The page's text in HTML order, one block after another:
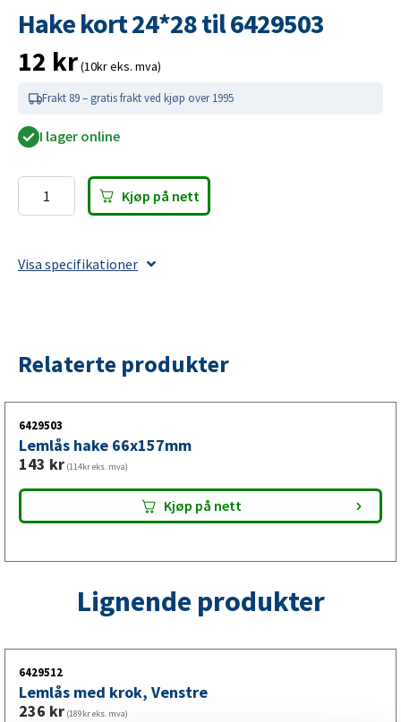
Hake kort 24*28 til 6429503
12 kr(10kr eks. mva)
Frakt 89 – gratis frakt ved kjøp over 1995
I lager online
Hake
til
Kjøp på nett
Visa specifikationer
Relaterte produkter
6429503
Lemlås hake 66x157mm
143 kr (114kr eks. mva)
Kjøp på nett
Lignende produkter
6429512
Lemlås med krok, Venstre
236 kr (189kr eks. mva)